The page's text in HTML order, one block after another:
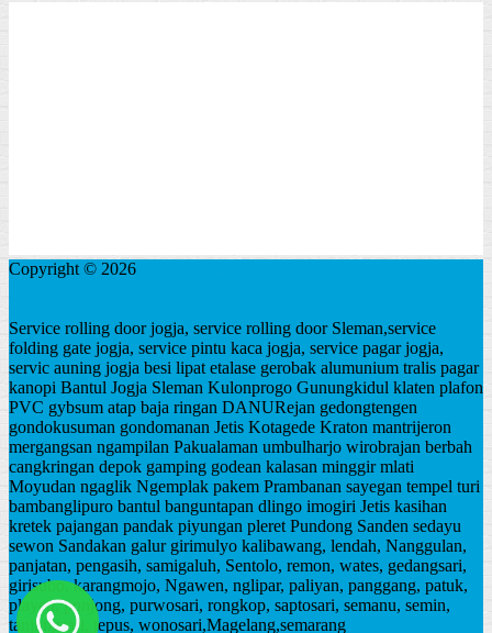
Copyright © 2026
Service rolling door jogja, service rolling door Sleman,service
folding gate jogja, service pintu kaca jogja, service pagar jogja,
servic auning jogja besi lipat etalase gerobak alumunium tralis pagar
kanopi Bantul Jogja Sleman Kulonprogo Gunungkidul klaten plafon
PVC gybsum atap baja ringan DANURejan gedongtengen
gondokusuman gondomanan Jetis Kotagede Kraton mantrijeron
mergangsan ngampilan Pakualaman umbulharjo wirobrajan berbah
cangkringan depok gamping godean kalasan minggir mlati
Moyudan ngaglik Ngemplak pakem Prambanan sayegan tempel turi
bambanglipuro bantul banguntapan dlingo imogiri Jetis kasihan
kretek pajangan pandak piyungan pleret Pundong Sanden sedayu
sewon Sandakan galur girimulyo kalibawang, lendah, Nanggulan,
panjatan, pengasih, samigaluh, Sentolo, remon, wates, gedangsari,
girisubo, karangmojo, Ngawen, nglipar, paliyan, panggang, patuk,
playen, ponjong, purwosari, rongkop, saptosari, semanu, semin,
tanjungsari, tepus, wonosari,Magelang,semarang